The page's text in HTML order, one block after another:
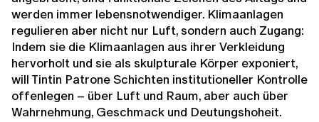
werden immer lebensnotwendiger. Klimaanlagen
regulieren aber nicht nur Luft, sondern auch Zugang:
Indem sie die Klimaanlagen aus ihrer Verkleidung
hervorholt und sie als skulpturale Körper exponiert,
will Tintin Patrone Schichten institutioneller Kontrolle
offenlegen – über Luft und Raum, aber auch über
Wahrnehmung, Geschmack und Deutungshoheit.